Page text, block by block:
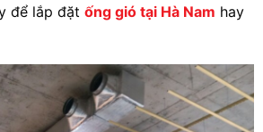
để lắp đặt ống gió tại Hà Nam hay